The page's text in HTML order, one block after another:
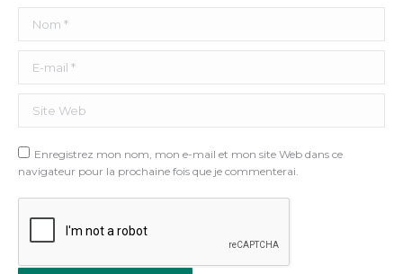
Enregistrez mon nom, mon e-mail et mon site Web dans ce
navigateur pour la prochaine fois que je commenterai.